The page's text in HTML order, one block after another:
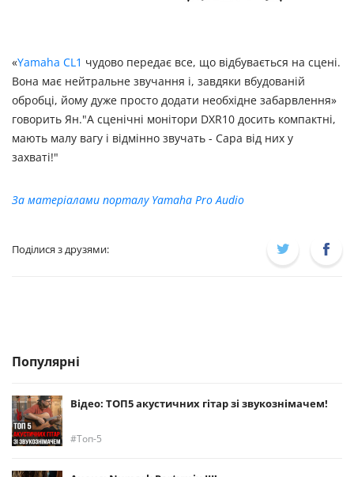
«Yamaha CL1 чудово передає все, що відбувається на сцені.
Вона має нейтральне звучання і, завдяки вбудованій
обробці, йому дуже просто додати необхідне забарвлення»
говорить Ян."А сценічні монітори DXR10 досить компактні,
мають малу вагу і відмінно звучать - Сара від них у
захваті!"
За матеріалами порталу Yamaha Pro Audio
Поділися з друзями:
Популярні
Відео: ТОП5 акустичних гітар зі звукознімачем!
Топ-5